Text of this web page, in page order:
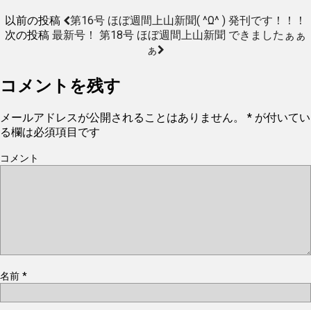
以前の投稿
第16号 ほぼ週間上山新聞( ^ω^ ) 発刊です！！！
次の投稿 最新号！ 第18号 ほぼ週間上山新聞 できましたぁぁ
ぁ
コメントを残す
メールアドレスが公開されることはありません。 * が付いてい
る欄は必須項目です
コメント
名前 *